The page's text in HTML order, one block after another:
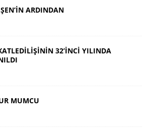
ARDINDAN
32’İNCİ YILINDA
MUMCU